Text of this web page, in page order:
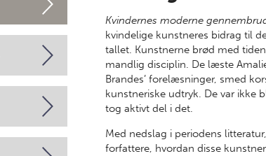
Kvindernes moderne
kvindelige kunstneres bidrag til
tallet. Kunstnerne brød med
mandlig disciplin. De læste
Brandes’ forelæsninger, smed
kunstneriske udtryk. De var ikke
tog aktivt del i det.
Med nedslag i periodens
forfattere, hvordan disse